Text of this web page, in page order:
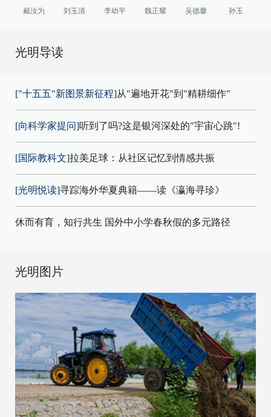
戴汝为
刘玉清 李幼平 魏正耀 吴德馨 孙玉
光明导读
["十五五"新图景新征程]从"遍地开花"到"精耕细作"
[向科学家提问]听到了吗?这是银河深处的"宇宙心跳"!
[国际教科文]拉美足球：从社区记忆到情感共振
[光明悦读]寻踪海外华夏典籍——读《瀛海寻珍》
休而有育，知行共生 国外中小学春秋假的多元路径
光明图片